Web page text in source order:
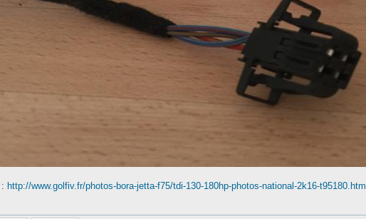
http://www.golfiv.fr/photos-bora-jetta-f75/tdi-130-180hp-photos-national-2k16-t95180.html